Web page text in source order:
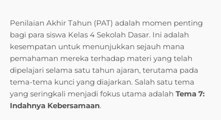
Penilaian Akhir Tahun (PAT) adalah momen penting
bagi para siswa Kelas 4 Sekolah Dasar. Ini adalah
kesempatan untuk menunjukkan sejauh mana
pemahaman mereka terhadap materi yang telah
dipelajari selama satu tahun ajaran, terutama pada
tema-tema kunci yang diajarkan. Salah satu tema
yang seringkali menjadi fokus utama adalah Tema 7:
Indahnya Kebersamaan.